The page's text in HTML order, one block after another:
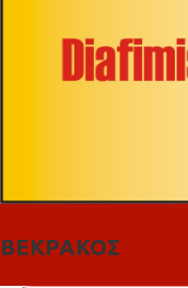
ΒΕΚΡΑΚΟΣ